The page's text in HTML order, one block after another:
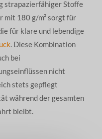
strapazierfähiger Stoffe
mit 180 g/m² sorgt für
für klare und lebendige
. Diese Kombination
bei
nicht
stets gepflegt
während der gesamten
bleibt.